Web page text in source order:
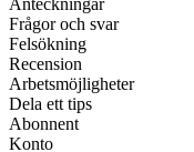
Anteckningar
Frågor och svar
Felsökning
Recension
Arbetsmöjligheter
Dela ett tips
Abonnent
Konto